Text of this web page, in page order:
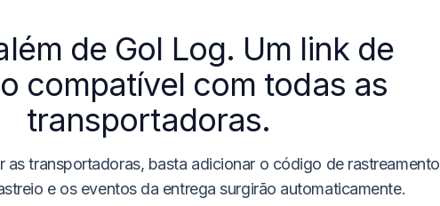
de Gol Log. Um link de
compatível com todas as
transportadoras.
as transportadoras, basta adicionar o código de rastreamento
e os eventos da entrega surgirão automaticamente.